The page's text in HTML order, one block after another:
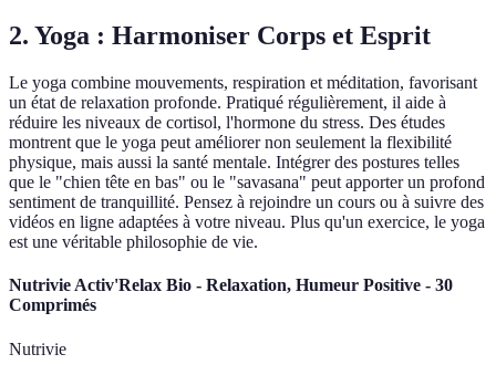
2. Yoga : Harmoniser Corps et Esprit
Le yoga combine mouvements, respiration et méditation, favorisant
un état de relaxation profonde. Pratiqué régulièrement, il aide à
réduire les niveaux de cortisol, l'hormone du stress. Des études
montrent que le yoga peut améliorer non seulement la flexibilité
physique, mais aussi la santé mentale. Intégrer des postures telles
que le "chien tête en bas" ou le "savasana" peut apporter un profond
sentiment de tranquillité. Pensez à rejoindre un cours ou à suivre des
vidéos en ligne adaptées à votre niveau. Plus qu'un exercice, le yoga
est une véritable philosophie de vie.
Nutrivie Activ'Relax Bio - Relaxation, Humeur Positive - 30
Comprimés
Nutrivie